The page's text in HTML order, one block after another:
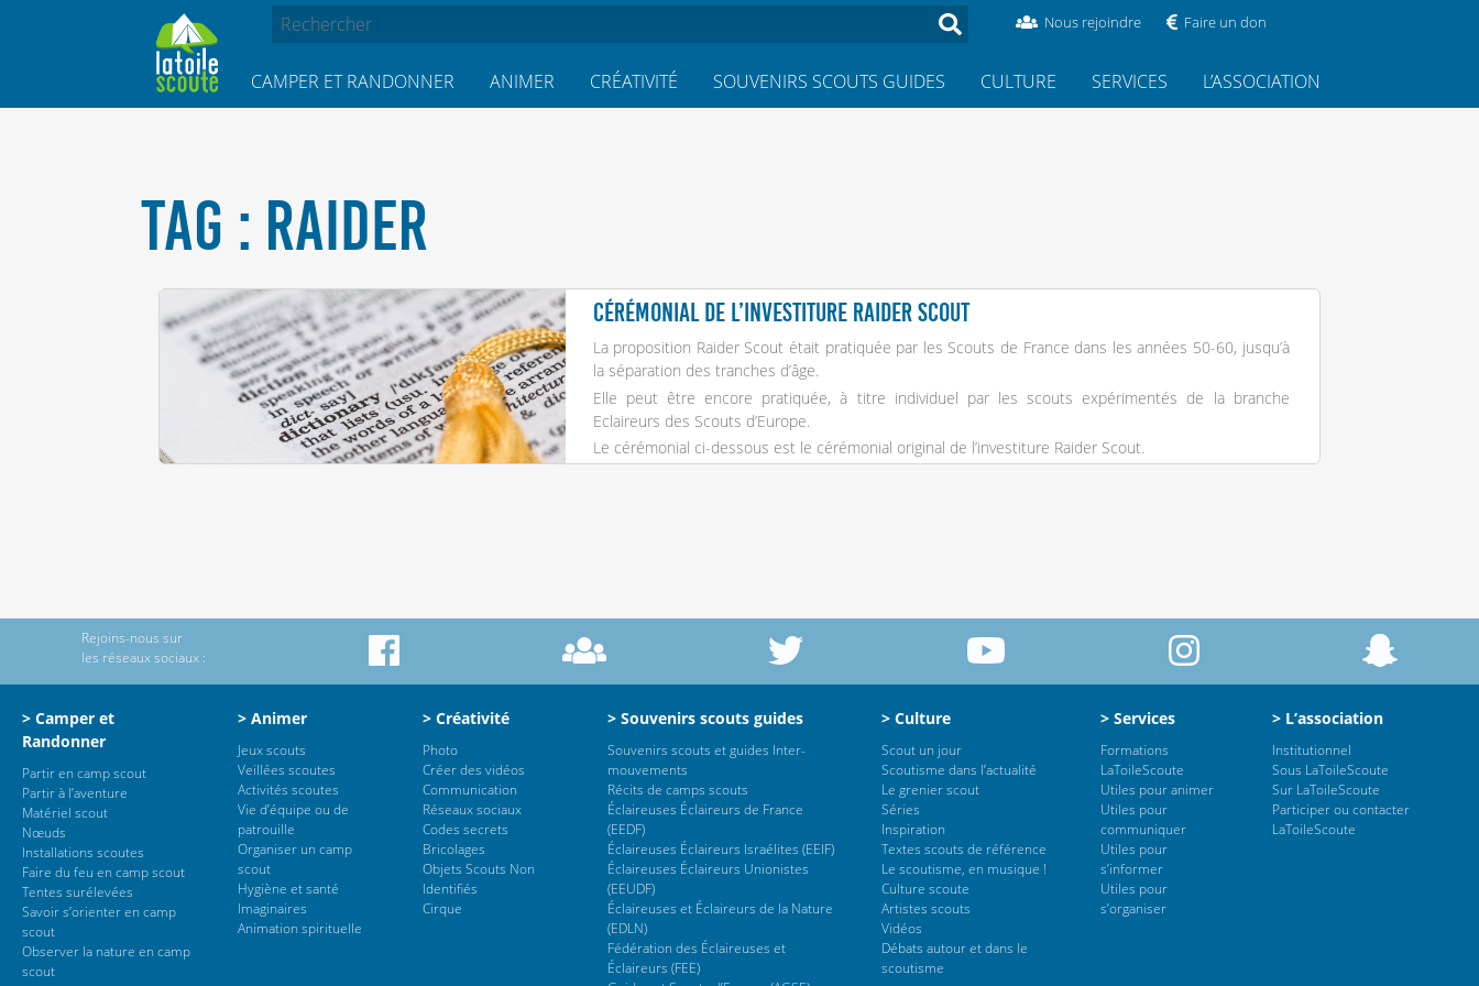
Nous rejoindre Faire un don
CAMPER ET RANDONNER ANIMER CRÉATIVITÉ SOUVENIRS SCOUTS GUIDES CULTURE SERVICES L’ASSOCIATION
TAG : RAIDER
Cérémonial de l’investiture raider scout
La proposition Raider Scout était pratiquée par les Scouts de France dans les années 50-60, jusqu’à
la séparation des tranches d’âge.
Elle peut être encore pratiquée, à titre individuel par les scouts expérimentés de la branche
Eclaireurs des Scouts d’Europe.
Le cérémonial ci-dessous est le cérémonial original de l’investiture Raider Scout.
Rejoins-nous sur
les réseaux sociaux :
> Camper et
Randonner
Partir en camp scout
Partir à l’aventure
Matériel scout
Nœuds
Installations scoutes
Faire du feu en camp scout
Tentes surélevées
Savoir s’orienter en camp
scout
Observer la nature en camp
scout
> Animer
Jeux scouts
Veillées scoutes
Activités scoutes
Vie d’équipe ou de
patrouille
Organiser un camp
scout
Hygiène et santé
Imaginaires
Animation spirituelle
> Créativité
Photo
Créer des vidéos
Communication
Réseaux sociaux
Codes secrets
Bricolages
Objets Scouts Non
Identifiés
Cirque
> Souvenirs scouts guides
Souvenirs scouts et guides Inter-
mouvements
Récits de camps scouts
Éclaireuses Éclaireurs de France
(EEDF)
Éclaireuses Éclaireurs Israélites (EEIF)
Éclaireuses Éclaireurs Unionistes
(EEUDF)
Éclaireuses et Éclaireurs de la Nature
(EDLN)
Fédération des Éclaireuses et
Éclaireurs (FEE)
> Culture
Scout un jour
Scoutisme dans l’actualité
Le grenier scout
Séries
Inspiration
Textes scouts de référence
Le scoutisme, en musique !
Culture scoute
Artistes scouts
Vidéos
Débats autour et dans le
scoutisme
> Services
Formations
LaToileScoute
Utiles pour animer
Utiles pour
communiquer
Utiles pour
s’informer
Utiles pour
s’organiser
> L’association
Institutionnel
Sous LaToileScoute
Sur LaToileScoute
Participer ou contacter
LaToileScoute